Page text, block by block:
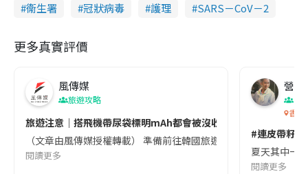
衞生署
冠狀病毒 護理 SARS－CoV－2
更多真實評價
風傳媒
旅遊攻略
旅遊注意｜搭飛機帶尿袋標明mAh都會被沒收😱出發前切記檢查
（文章由風傳媒授權轉載） 準備前往韓國旅遊的民眾，近期要
閱讀更多
營養
香港
#連皮帶籽
夏天其中一
閱讀更多